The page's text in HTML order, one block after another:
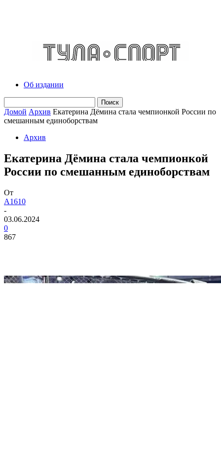
Об издании
Домой Архив Екатерина Дёмина стала чемпионкой России по
смешанным единоборствам
Архив
Екатерина Дёмина стала чемпионкой
России по смешанным единоборствам
От
A1610
-
03.06.2024
0
867